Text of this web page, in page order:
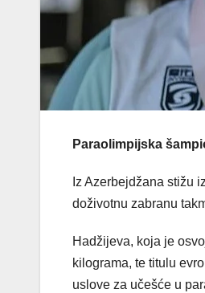
Paraolimpijska
Iz Azerbejdžana stižu
doživotnu zabranu
Hadžijeva, koja je
kilograma, te titulu
uslove za učešće u